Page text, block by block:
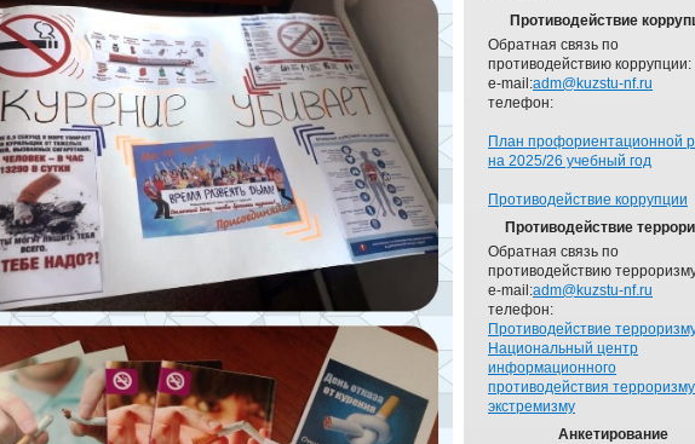
Противодействие
Обратная связь по
противодействию коррупции:
e-mail:adm@kuzstu-nf.ru
телефон:
План профориентационной
на 2025/26 учебный год
Противодействие коррупции
Противодействие
Обратная связь по
противодействию
e-mail:adm@kuzstu-nf.ru
телефон:
Противодействие
Национальный центр
информационного
противодействия
экстремизму
Анкетирование